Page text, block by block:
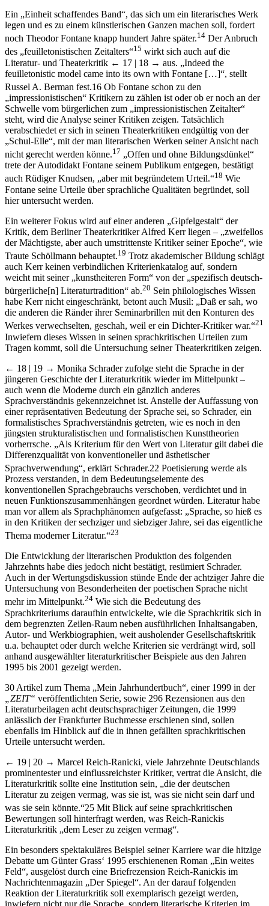
Ein „Einheit schaffendes Band“, das sich um ein literarisches Werk
legen und es zu einem künstlerischen Ganzen machen soll, fordert
noch Theodor Fontane knapp hundert Jahre später.14 Der Anbruch
des „feuilletonistischen Zeitalters“15 wirkt sich auch auf die
Literatur- und Theaterkritik ← 17 | 18 → aus. „Indeed the
feuilletonistic model came into its own with Fontane […]“, stellt
Russel A. Berman fest.16 Ob Fontane schon zu den
„impressionistischen“ Kritikern zu zählen ist oder ob er noch an der
Schwelle vom bürgerlichen zum „impressionistischen Zeitalter“
steht, wird die Analyse seiner Kritiken zeigen. Tatsächlich
verabschiedet er sich in seinen Theaterkritiken endgültig von der
„Schul-Elle“, mit der man literarischen Werken seiner Ansicht nach
nicht gerecht werden könne.17 „Offen und ohne Bildungsdünkel“
trete der Autodidakt Fontane seinem Publikum entgegen, bestätigt
auch Rüdiger Knudsen, „aber mit begründetem Urteil.“18 Wie
Fontane seine Urteile über sprachliche Qualitäten begründet, soll
hier untersucht werden.
Ein weiterer Fokus wird auf einer anderen „Gipfelgestalt“ der
Kritik, dem Berliner Theaterkritiker Alfred Kerr liegen – „zweifellos
der Mächtigste, aber auch umstrittenste Kritiker seiner Epoche“, wie
Traute Schöllmann behauptet.19 Trotz akademischer Bildung schlägt
auch Kerr keinen verbindlichen Kriterienkatalog auf, sondern
weicht mit seiner „kunstheiteren Form“ von der „spezifisch deutsch-
bürgerliche[n] Literaturtradition“ ab.20 Sein philologisches Wissen
habe Kerr nicht eingeschränkt, betont auch Musil: „Daß er sah, wo
die anderen die Ränder ihrer Seminarbrillen mit den Konturen des
Werkes verwechselten, geschah, weil er ein Dichter-Kritiker war.“21
Inwiefern dieses Wissen in seinen sprachkritischen Urteilen zum
Tragen kommt, soll die Untersuchung seiner Theaterkritiken zeigen.
← 18 | 19 → Monika Schrader zufolge steht die Sprache in der
jüngeren Geschichte der Literaturkritik wieder im Mittelpunkt –
auch wenn die Moderne durch ein gänzlich anderes
Sprachverständnis gekennzeichnet ist. Anstelle der Auffassung von
einer repräsentativen Bedeutung der Sprache sei, so Schrader, ein
formalistisches Sprachverständnis getreten, wie es noch in den
jüngsten strukturalistischen und formalistischen Kunsttheorien
vorherrsche. „Als Kriterium für den Wert von Literatur gilt dabei die
Differenzqualität von konventioneller und ästhetischer
Sprachverwendung“, erklärt Schrader.22 Poetisierung werde als
Prozess verstanden, in dem Bedeutungselemente des
konventionellen Sprachgebrauchs verschoben, verdichtet und in
neuen Funktionszusammenhängen geordnet würden. Literatur habe
man vor allem als Sprachphänomen aufgefasst: „Sprache, so hieß es
in den Kritiken der sechziger und siebziger Jahre, sei das eigentliche
Thema moderner Literatur.“23
Die Entwicklung der literarischen Produktion des folgenden
Jahrzehnts habe dies jedoch nicht bestätigt, resümiert Schrader.
Auch in der Wertungsdiskussion stünde Ende der achtziger Jahre die
Untersuchung von Besonderheiten der poetischen Sprache nicht
mehr im Mittelpunkt.24 Wie sich die Bedeutung des
Sprachkriteriums daraufhin entwickelte, wie die Sprachkritik sich in
dem begrenzten Zeilen-Raum neben ausführlichen Inhaltsangaben,
Autor- und Werkbiographien, weit ausholender Gesellschaftskritik
u.a. behauptet oder durch welche Kriterien sie verdrängt wird, soll
anhand ausgewählter literaturkritischer Beispiele aus den Jahren
1995 bis 2001 gezeigt werden.
30 Artikel zum Thema „Mein Jahrhundertbuch“, einer 1999 in der
„ZEIT“ veröffentlichten Serie, sowie 296 Rezensionen aus den
Literaturbeilagen acht deutschsprachiger Zeitungen, die 1999
anlässlich der Frankfurter Buchmesse erschienen sind, sollen
ebenfalls im Hinblick auf die in ihnen gefällten sprachkritischen
Urteile untersucht werden.
← 19 | 20 → Marcel Reich-Ranicki, viele Jahrzehnte Deutschlands
prominentester und einflussreichster Kritiker, vertrat die Ansicht, die
Literaturkritik sollte eine Institution sein, „die der deutschen
Literatur zu zeigen vermag, was sie ist, was sie nicht sein darf und
was sie sein könnte.“25 Mit Blick auf seine sprachkritischen
Bewertungen soll hinterfragt werden, was Reich-Ranickis
Literaturkritik „dem Leser zu zeigen vermag“.
Ein besonders spektakuläres Beispiel seiner Karriere war die hitzige
Debatte um Günter Grass‘ 1995 erschienenen Roman „Ein weites
Feld“, ausgelöst durch eine Briefrezension Reich-Ranickis im
Nachrichtenmagazin „Der Spiegel“. An der darauf folgenden
Reaktion der Literaturkritik soll exemplarisch gezeigt werden,
inwiefern nicht nur die Sprache, sondern literarische Kriterien im